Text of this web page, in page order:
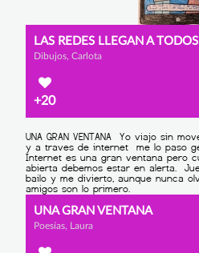
LAS REDES LLEGAN A TODOS
Dibujos, Carlota
+20
UNA GRAN VENTANA
Poesías, Laura